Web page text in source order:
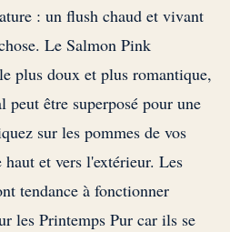
: un flush chaud et vivant
Le Salmon Pink
plus doux et plus romantique,
être superposé pour une
sur les pommes de vos
et vers l'extérieur. Les
tendance à fonctionner
les Printemps Pur car ils se